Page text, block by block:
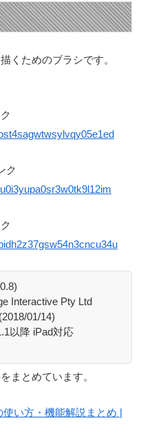
くためのブラシです。
ク
Interactive Pty Ltd
01/14)
以降 iPad対応
まとめています。
使い方・機能解説まとめ |